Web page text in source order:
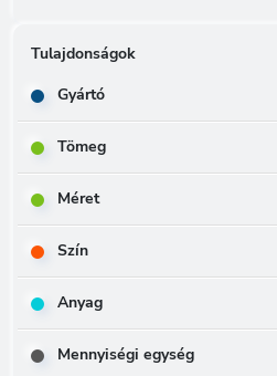
Tulajdonságok
Gyártó
Tömeg
Méret
Szín
Anyag
Mennyiségi egység